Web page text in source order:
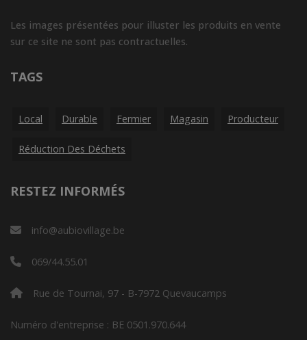
Les images présentées pour illuster les produits en vente
sur ce site ne sont pas contractuelles.
TAGS
Local Durable Fermier Magasin Producteur
Réduction Des Déchets
RESTEZ INFORMÉS
info@aubiovillage.be
069/44.55.01
Rue de Tournai, 97 - B-7972 Quevaucamps
Numéro d'entreprise : BE 0501.970.644